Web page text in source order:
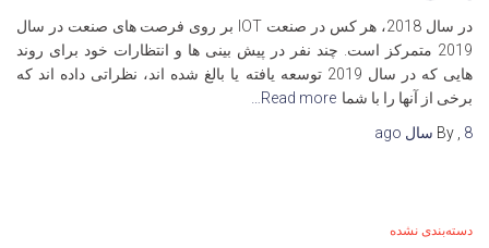
در سال 2018، هر کس در صنعت IOT بر روی فرصت های صنعت در سال
2019 متمرکز است. چند نفر در پیش بینی ها و انتظارات خود برای روند
هایی که در سال 2019 توسعه یافته یا بالغ شده اند، نظراتی داده اند که
برخی از آنها را با شما Read more…
By
8 سال
دسته‌بندی نشده